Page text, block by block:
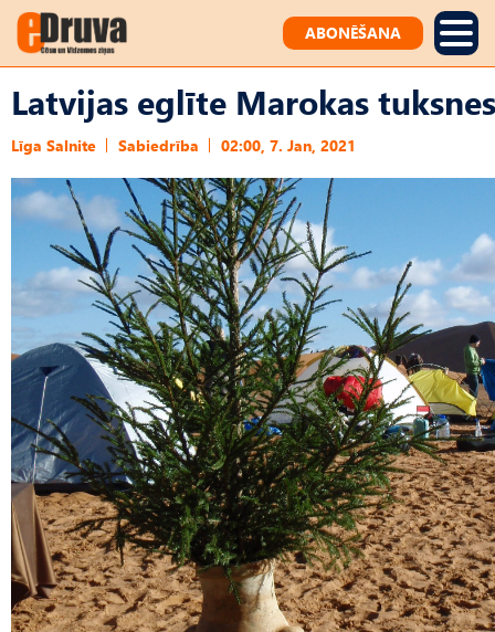
ABONĒŠANA
Latvijas eglīte Marokas
Līga Salnite Sabiedrība 02:00, 7. Jan, 2021